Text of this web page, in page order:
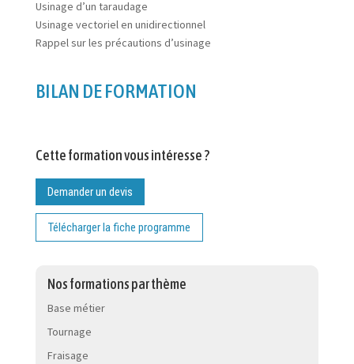
Usinage d’un taraudage
Usinage vectoriel en unidirectionnel
Rappel sur les précautions d’usinage
BILAN DE FORMATION
Cette formation vous intéresse ?
Demander un devis
Télécharger la fiche programme
Nos formations par thème
Base métier
Tournage
Fraisage